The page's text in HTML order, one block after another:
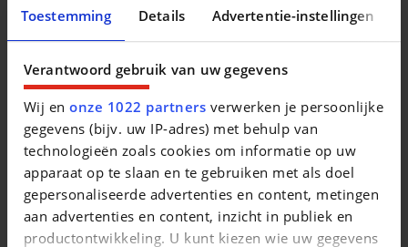
Toestemming Details Advertentie-instellingen
Verantwoord gebruik van uw gegevens
Wij enonze 1022 partners verwerken je persoonlijke
gegevens (bijv. uw IP-adres) met behulp van
technologieën zoals cookies om informatie op uw
apparaat op te slaan en te gebruiken met als doel
gepersonaliseerde advertenties en content, metingen
aan advertenties en content, inzicht in publiek en
productontwikkeling. U kunt kiezen wie uw gegevens
gecertificeerd door Opel en goedgekeurd door het erkende
langer indien gewenst) - minimum 1 jaar Europese bijstand
op de weg (Touring Wegenhulp) jaarlijks verlengbaar bij
onderhoud - officieel Opel en Chevrolet verdeler - iedere
wagen voldoet aan de strenge Opel Certified Used Cars
normen - uitgebreide testrit mogelijk om onze kwaliteit te
ervaren - iedere wagen krijgt het officieel onderhoud bij
aflevering. Onze door Opel opgeleide medewerkers
garanderen U kwaliteit en perfecte service. Bezoek